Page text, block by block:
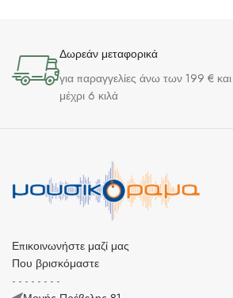
Δωρεάν μεταφορικά
για παραγγελίες άνω των 199 € και
μέχρι 6 κιλά
Επικοινωνήστε μαζί μας
Που βρισκόμαστε
- - - - - - - -